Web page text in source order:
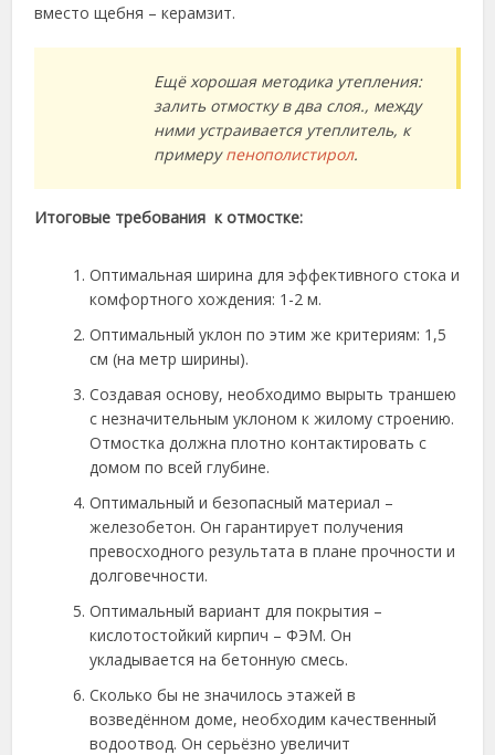
вместо щебня – керамзит.
Ещё хорошая методика утепления:
залить отмостку в два слоя., между
ними устраивается утеплитель, к
примерупенополистирол.
Итоговые требования к отмостке:
Оптимальная ширина для эффективного стока и
комфортного хождения: 1-2 м.
Оптимальный уклон по этим же критериям: 1,5
см (на метр ширины).
Создавая основу, необходимо вырыть траншею
с незначительным уклоном к жилому строению.
Отмостка должна плотно контактировать с
домом по всей глубине.
Оптимальный и безопасный материал –
железобетон. Он гарантирует получения
превосходного результата в плане прочности и
долговечности.
Оптимальный вариант для покрытия –
кислотостойкий кирпич – ФЭМ. Он
укладывается на бетонную смесь.
Сколько бы не значилось этажей в
возведённом доме, необходим качественный
водоотвод. Он серьёзно увеличит